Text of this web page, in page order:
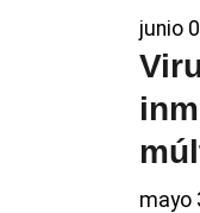
junio
mayo